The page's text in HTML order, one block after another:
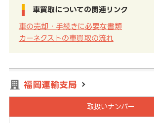
車買取についての関連リンク
車の売却・手続きに必要な書類
カーネクストの車買取の流れ
福岡運輸支局
取扱いナンバー